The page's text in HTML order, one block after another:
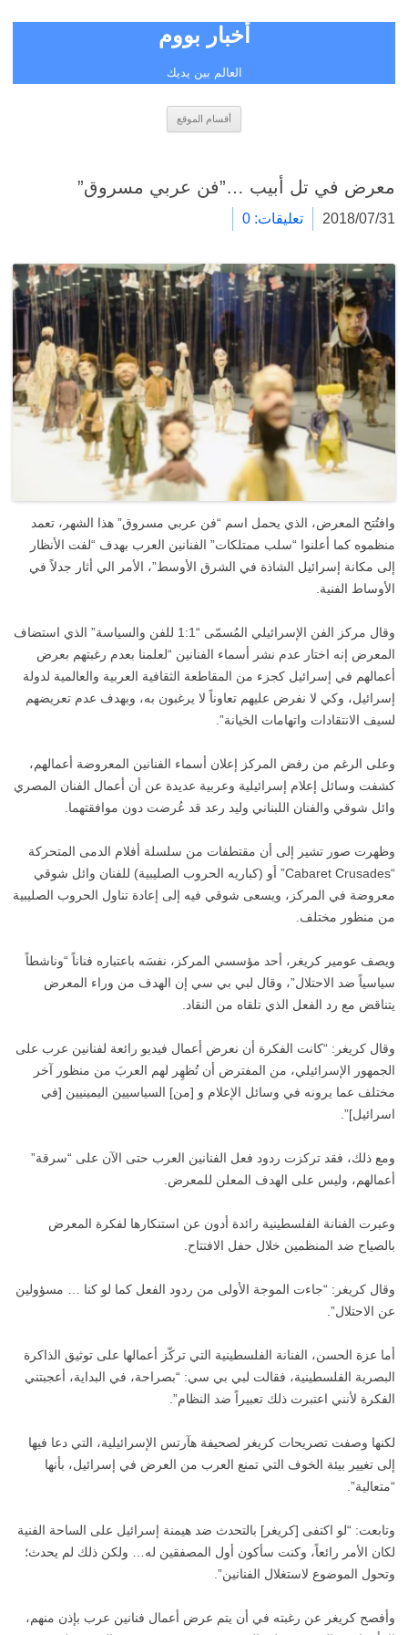
أخبار بووم
العالم بين يديك
أقسام الموقع
معرض في تل أبيب …”فن عربي مسروق”
2018/07/31 تعليقات: 0
وافتُتح المعرض، الذي يحمل اسم “فن عربي مسروق” هذا الشهر، تعمد
منظموه كما أعلنوا “سلب ممتلكات” الفنانين العرب بهدف “لفت الأنظار
إلى مكانة إسرائيل الشاذة في الشرق الأوسط”، الأمر الي أثار جدلاً في
الأوساط الفنية.
وقال مركز الفن الإسرائيلي المُسمّى “1:1 للفن والسياسة” الذي استضاف
المعرض إنه اختار عدم نشر أسماء الفنانين “لعلمنا بعدم رغبتهم بعرض
أعمالهم في إسرائيل كجزء من المقاطعة الثقافية العربية والعالمية لدولة
إسرائيل، وكي لا نفرض عليهم تعاوناً لا يرغبون به، وبهدف عدم تعريضهم
لسيف الانتقادات واتهامات الخيانة”.
وعلى الرغم من رفض المركز إعلان أسماء الفنانين المعروضة أعمالهم،
كشفت وسائل إعلام إسرائيلية وعربية عديدة عن أن أعمال الفنان المصري
وائل شوقي والفنان اللبناني وليد رعد قد عُرضت دون موافقتهما.
وظهرت صور تشير إلى أن مقتطفات من سلسلة أفلام الدمى المتحركة
“Cabaret Crusades” أو (كباريه الحروب الصليبية) للفنان وائل شوقي
معروضة في المركز، ويسعى شوقي فيه إلى إعادة تناول الحروب الصليبية
من منظور مختلف.
ويصف عومير كريغر، أحد مؤسسي المركز، نفسَه باعتباره فناناً “وناشطاً
سياسياً ضد الاحتلال”، وقال لبي بي سي إن الهدف من وراء المعرض
يتناقض مع رد الفعل الذي تلقاه من النقاد.
وقال كريغر: “كانت الفكرة أن نعرض أعمال فيديو رائعة لفنانين عرب على
الجمهور الإسرائيلي، من المفترض أن تُظهِر لهم العربَ من منظور آخر
مختلف عما يرونه في وسائل الإعلام و [من] السياسيين اليمينيين [في
اسرائيل]”.
ومع ذلك، فقد تركزت ردود فعل الفنانين العرب حتى الآن على “سرقة”
أعمالهم، وليس على الهدف المعلن للمعرض.
وعبرت الفنانة الفلسطينية رائدة أدون عن استنكارها لفكرة المعرض
بالصياح ضد المنظمين خلال حفل الافتتاح.
وقال كريغر: “جاءت الموجة الأولى من ردود الفعل كما لو كنا … مسؤولين
عن الاحتلال”.
أما عزة الحسن، الفنانة الفلسطينية التي تركّز أعمالها على توثيق الذاكرة
البصرية الفلسطينية، فقالت لبي بي سي: “بصراحة، في البداية، أعجبتني
الفكرة لأنني اعتبرت ذلك تعبيراً ضد النظام”.
لكنها وصفت تصريحات كريغر لصحيفة هآرتس الإسرائيلية، التي دعا فيها
إلى تغيير بيئة الخوف التي تمنع العرب من العرض في إسرائيل، بأنها
“متعالية”.
وتابعت: “لو اكتفى [كريغر] بالتحدث ضد هيمنة إسرائيل على الساحة الفنية
لكان الأمر رائعاً، وكنت سأكون أول المصفقين له… ولكن ذلك لم يحدث؛
وتحول الموضوع لاستغلال الفنانين”.
وأفصح كريغر عن رغبته في أن يتم عرض أعمال فنانين عرب بإذن منهم،